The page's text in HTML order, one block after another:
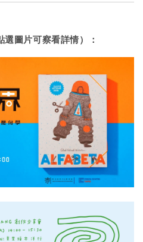
選圖片可察看詳情）：